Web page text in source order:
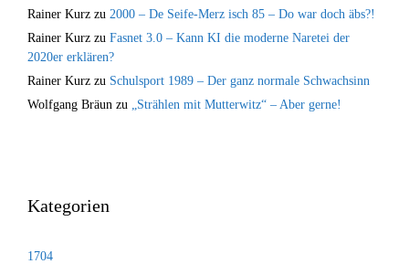
Rainer Kurz zu 2000 – De Seife-Merz isch 85 – Do war doch äbs?!
Rainer Kurz zu Fasnet 3.0 – Kann KI die moderne Naretei der
2020er erklären?
Rainer Kurz zu Schulsport 1989 – Der ganz normale Schwachsinn
Wolfgang Bräun zu „Strählen mit Mutterwitz“ – Aber gerne!
Kategorien
1704